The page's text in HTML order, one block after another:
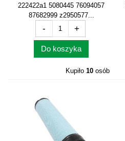
222422a1 5080445 76094057
87682999 z2950577...
- +
Do koszyka
Kupiło 10 osób